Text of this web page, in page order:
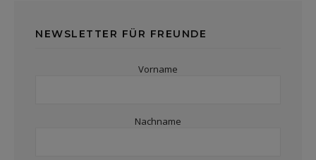
NEWSLETTER FÜR FREUNDE
Vorname
Nachname